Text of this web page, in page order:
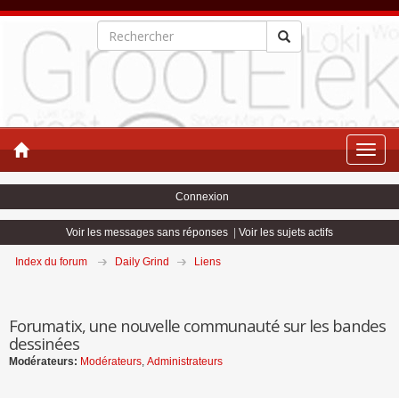
Toggle
Connexion
Voir les messages sans réponses Voir les sujets actifs
Index du forum Daily Grind Liens
Forumatix, une nouvelle communauté sur les bandes
dessinées
Modérateurs: Modérateurs, Administrateurs